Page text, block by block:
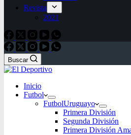
Revista
2021
Buscar
Inicio
Futbol
FutbolUruguayo
Primera División
Segunda División
Primera División